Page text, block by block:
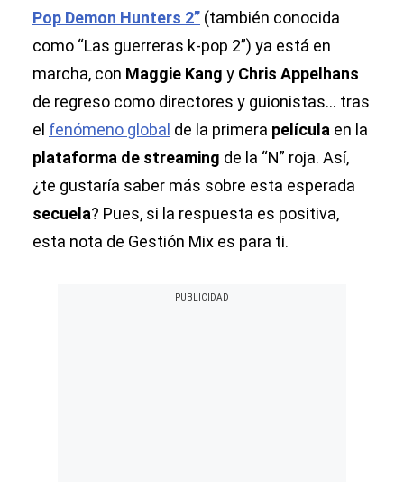
Pop Demon Hunters 2” (también conocida
como “Las guerreras k-pop 2”) ya está en
marcha, con Maggie Kang y Chris Appelhans
de regreso como directores y guionistas... tras
el fenómeno global de la primera película en la
plataforma de streaming de la “N” roja. Así,
¿te gustaría saber más sobre esta esperada
secuela? Pues, si la respuesta es positiva,
esta nota de Gestión Mix es para ti.